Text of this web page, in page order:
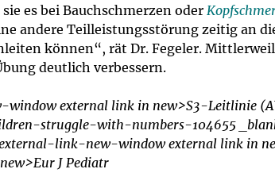
es bei Bauchschmerzen oder
andere Teilleistungsstörung zeitig an
können“, rät Dr. Fegeler.
deutlich verbessern.
external link in new>S3-Leitlinie
struggle-with-numbers-104655
link-new-window external link in
J Pediatr